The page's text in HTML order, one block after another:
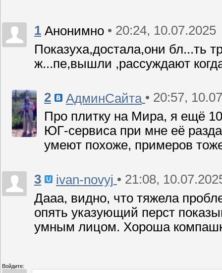
1 Анонимно • 20:24, 10.07.2025
Показуха,достала,они бл...ть
ж...пе,вышли ,рассуждают
2 АдминСайта • 20:57,
Про плитку на Мира, я ещё
ЮГ-сервиса при мне её
умеют похоже, примеров
3 ivan-novyj • 21:08,
Дааа, видно, что тяжела
опять указующий перст
умным лицом. Хороша
Войдите: